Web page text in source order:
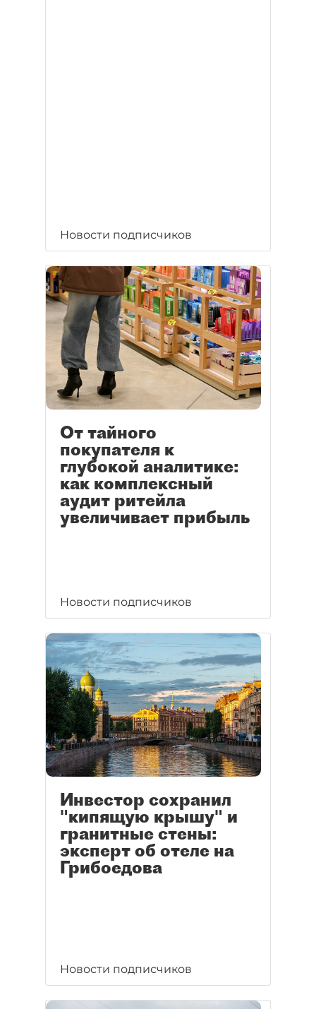
Новости подписчиков
От тайного
покупателя к
глубокой аналитике:
как комплексный
аудит ритейла
увеличивает прибыль
Новости подписчиков
Инвестор сохранил
"кипящую крышу" и
гранитные стены:
эксперт об отеле на
Грибоедова
Новости подписчиков